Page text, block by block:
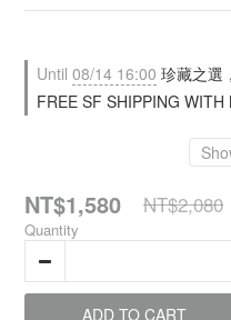
Until 08/14 16:00 珍藏之選
FREE SF SHIPPING
NT$1,580 NT$2,080
Quantity
ADD TO CART